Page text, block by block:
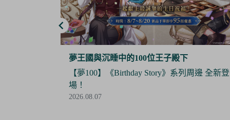
夢谷
【Final Sale】人氣IP《大頭兒》精美絕版周邊
全面5折優惠！
2026.07.24